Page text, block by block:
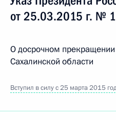
от 25.03.2015 г. №
О досрочном
Сахалинской области
Вступил в силу с 25 марта 2015